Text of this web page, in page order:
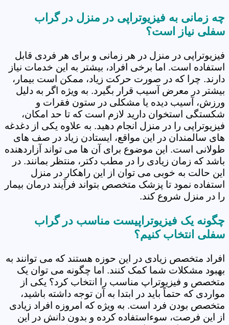
چه زمانی به فیزیوتراپی در منزل در گراب
سفلی نیاز است؟
فیزیوتراپی در منزل در هر زمانی و برای هر فردی قابل
استفاده است. اما برخی افراد، بیشتر به این خدمات نیاز
دارند. چرا که در صورت حرکت زیاد، ممکن است بیمار،
بیشتر در معرض آسیب قرار بگیرد. به ویژه اگر به دلیل
ورزش، آسیب دیده یا مشکلی در ستون فقرات و
شکستگی استخوان دارید لازم است که تا حد امکان،
فیزیوتراپی را در منزل انجام دهید. به علاوه یکی از دغدغه
های سالمندان در این مواقع، ایستادن زیاد در صف های
طولانی است. این موضوع برای آن ها می تواند آزاردهنده
باشد که زمان زیادی را در مطب دکتر، منتظر بمانند. در
این حالت به خوبی می توان از این راهکار در منزل
استفاده نمود تا پزشک متخصص بتواند فرآیند درمان بیمار
را در منزل شروع کند.
چگونه یک فیزیوتراپیست مناسب در گراب
سفلی انتخاب کنیم؟
افراد متخصص زیادی در این حوزه هستند که می توانند به
بهبود مشکلات شما کمک کنند. اما چگونه می توان یک
متخصص و فیزیوتراپ مناسب را انتخاب کرد؟ یکی از
مواردی که حتماً باید در ابتدا به آن توجه داشته باشید،
متخصص بودن فرد است. به ویژه که امروزه افراد زیادی
از این فرصت، سوءاستفاده کرده و بدون دانش در این